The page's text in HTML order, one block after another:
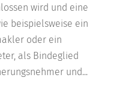
wird und eine
beispielsweise ein
oder ein
als Bindeglied
und...